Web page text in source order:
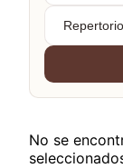
Coro
Repertorios
No se